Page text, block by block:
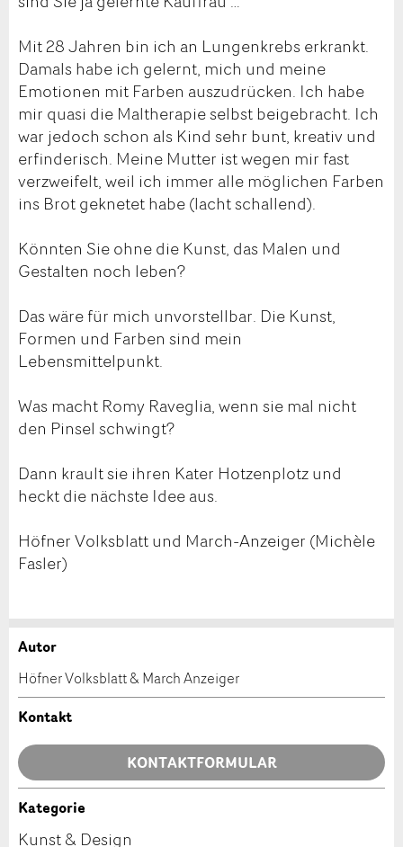
Mit 28 Jahren bin ich an Lungenkrebs erkrankt.
Damals habe ich gelernt, mich und meine
Emotionen mit Farben auszudrücken. Ich habe
mir quasi die Maltherapie selbst beigebracht. Ich
war jedoch schon als Kind sehr bunt, kreativ und
erfinderisch. Meine Mutter ist wegen mir fast
verzweifelt, weil ich immer alle möglichen Farben
ins Brot geknetet habe (lacht schallend).
Könnten Sie ohne die Kunst, das Malen und
Gestalten noch leben?
Das wäre für mich unvorstellbar. Die Kunst,
Formen und Farben sind mein
Lebensmittelpunkt.
Was macht Romy Raveglia, wenn sie mal nicht
den Pinsel schwingt?
Dann krault sie ihren Kater Hotzenplotz und
heckt die nächste Idee aus.
Höfner Volksblatt und March-Anzeiger (Michèle
Fasler)
Anzeige beanstanden
Ihr Feedback wird sehr geschätzt!
Allgemeines Feedback
Anzeige nicht mehr gültig
Anzeige unvollständig
Anzeige weiterempfehlen
Empfehlen Sie diese Anzeige an Freunde weiter.
Autor
Höfner Volksblatt & March Anzeiger
Kontakt
KONTAKTFORMULAR
Kontakt
Kategorie
Kunst & Design